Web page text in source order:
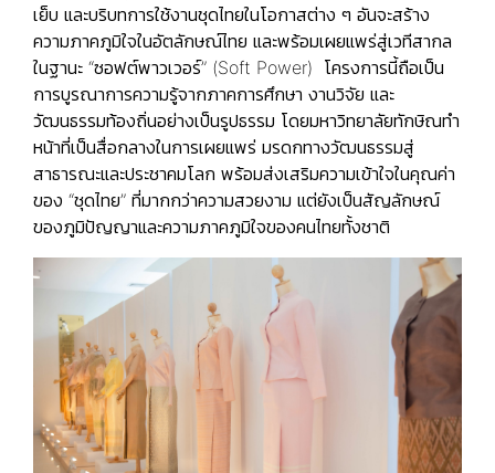
เย็บ และบริบทการใช้งานชุดไทยในโอกาสต่าง ๆ อันจะสร้าง
ความภาคภูมิใจในอัตลักษณ์ไทย และพร้อมเผยแพร่สู่เวทีสากล
ในฐานะ “ซอฟต์พาวเวอร์” (Soft Power) โครงการนี้ถือเป็น
การบูรณาการความรู้จากภาคการศึกษา งานวิจัย และ
วัฒนธรรมท้องถิ่นอย่างเป็นรูปธรรม โดยมหาวิทยาลัยทักษิณทำ
หน้าที่เป็นสื่อกลางในการเผยแพร่ มรดกทางวัฒนธรรมสู่
สาธารณะและประชาคมโลก พร้อมส่งเสริมความเข้าใจในคุณค่า
ของ “ชุดไทย” ที่มากกว่าความสวยงาม แต่ยังเป็นสัญลักษณ์
ของภูมิปัญญาและความภาคภูมิใจของคนไทยทั้งชาติ